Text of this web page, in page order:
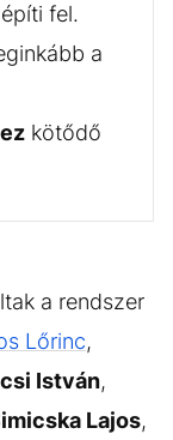
fel.
a
kötődő
a rendszer
Lőrinc,
István,
Lajos,